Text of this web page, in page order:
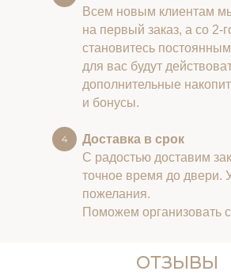
Всем новым клиентам
на первый заказ, а со 2-
становитесь
для вас будут
дополнительные
и бонусы.
Доставка в срок
С радостью доставим
точное время до двери.
пожелания.
Поможем организовать
ОТЗЫВЫ